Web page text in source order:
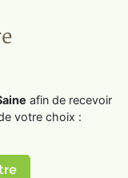
afin de recevoir
votre choix :